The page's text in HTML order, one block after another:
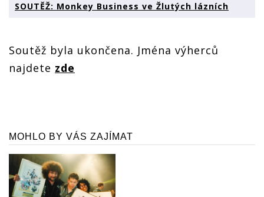
SOUTĚŽ: Monkey Business ve Žlutých lázních
Soutěž byla ukončena. Jména výherců
najdete zde
MOHLO BY VÁS ZAJÍMAT